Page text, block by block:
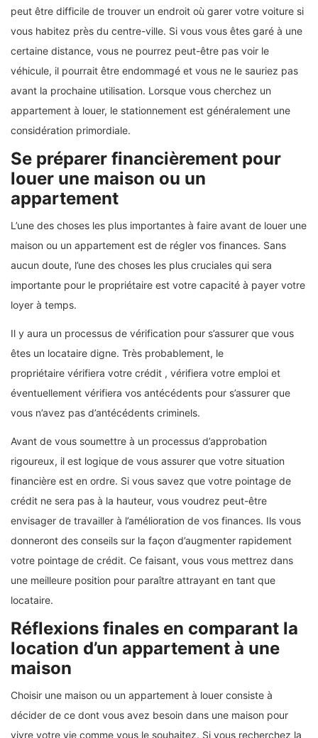
peut être difficile de trouver un endroit où garer votre voiture si
vous habitez près du centre-ville. Si vous vous êtes garé à une
certaine distance, vous ne pourrez peut-être pas voir le
véhicule, il pourrait être endommagé et vous ne le sauriez pas
avant la prochaine utilisation. Lorsque vous cherchez un
appartement à louer, le stationnement est généralement une
considération primordiale.
Se préparer financièrement pour
louer une maison ou un
appartement
L’une des choses les plus importantes à faire avant de louer une
maison ou un appartement est de régler vos finances. Sans
aucun doute, l’une des choses les plus cruciales qui sera
importante pour le propriétaire est votre capacité à payer votre
loyer à temps.
Il y aura un processus de vérification pour s’assurer que vous
êtes un locataire digne. Très probablement, le
propriétaire vérifiera votre crédit , vérifiera votre emploi et
éventuellement vérifiera vos antécédents pour s’assurer que
vous n’avez pas d’antécédents criminels.
Avant de vous soumettre à un processus d’approbation
rigoureux, il est logique de vous assurer que votre situation
financière est en ordre. Si vous savez que votre pointage de
crédit ne sera pas à la hauteur, vous voudrez peut-être
envisager de travailler à l’amélioration de vos finances. Ils vous
donneront des conseils sur la façon d’augmenter rapidement
votre pointage de crédit. Ce faisant, vous vous mettrez dans
une meilleure position pour paraître attrayant en tant que
locataire.
Réflexions finales en comparant la
location d’un appartement à une
maison
Choisir une maison ou un appartement à louer consiste à
décider de ce dont vous avez besoin dans une maison pour
vivre votre vie comme vous le souhaitez. Si vous recherchez la